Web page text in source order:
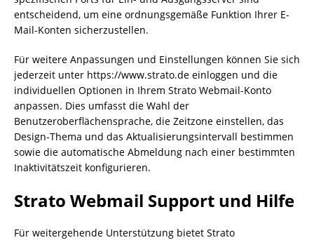
entscheidend, um eine ordnungsgemäße Funktion Ihrer E-
Mail-Konten sicherzustellen.
Für weitere Anpassungen und Einstellungen können Sie sich
jederzeit unter https://www.strato.de einloggen und die
individuellen Optionen in Ihrem Strato Webmail-Konto
anpassen. Dies umfasst die Wahl der
Benutzeroberflächensprache, die Zeitzone einstellen, das
Design-Thema und das Aktualisierungsintervall bestimmen
sowie die automatische Abmeldung nach einer bestimmten
Inaktivitätszeit konfigurieren.
Strato Webmail Support und Hilfe
Für weitergehende Unterstützung bietet Strato